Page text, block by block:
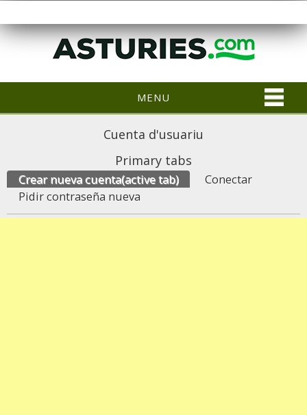
MENU
Cuenta d'usuariu
Primary tabs
Crear nueva cuenta(active tab)
Conectar
Pidir contraseña nueva